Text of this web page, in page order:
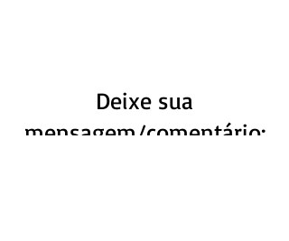
Deixe sua
mensagem/comentário: